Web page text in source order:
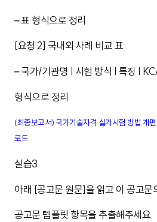
– 표 형식으로 정리
[요청 2] 국내외 사례 비교 표
– 국가/기관명 | 시험 방식 | 특징 |
형식으로 정리
(최종보고서) 국가기술자격 실기시험 방법 개편
로드
실습3
아래 [공고문 원문]을 읽고 이 공고문
공고문 템플릿 항목을 추출해주세요.